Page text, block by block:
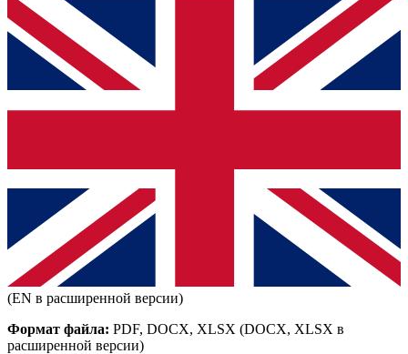
(EN в расширенной версии)
Формат файла: PDF, DOCX, XLSX (DOCX, XLSX в
расширенной версии)